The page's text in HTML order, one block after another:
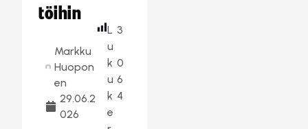
töihin
Markku
Huopon
en
29.06.2
026
L
u
k
u
k
e
3
0
6
4